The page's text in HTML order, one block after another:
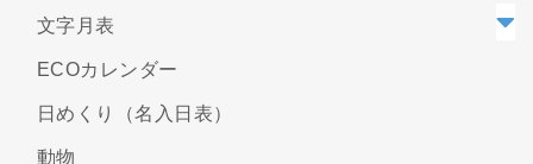
文字月表
ECOカレンダー
日めくり（名入日表）
動物